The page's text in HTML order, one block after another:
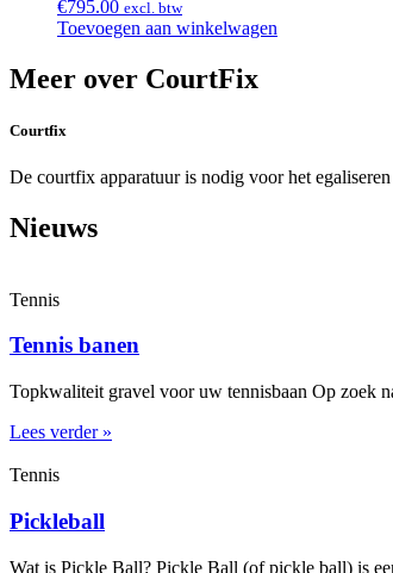
€795.00 excl. btw
Toevoegen aan winkelwagen
Meer over CourtFix
Courtfix
De courtfix apparatuur is nodig voor het
Nieuws
Tennis
Tennis banen
Topkwaliteit gravel voor uw tennisbaan Op zoek
Lees verder »
Tennis
Pickleball
Wat is Pickle Ball? Pickle Ball (of pickle ball) is